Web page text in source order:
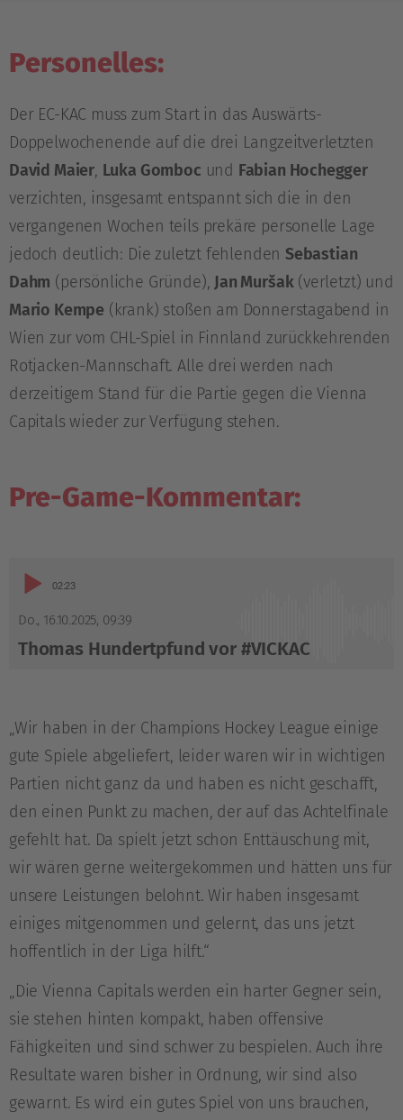
Personelles:
Der EC-KAC muss zum Start in das Auswärts-
Doppelwochenende auf die drei Langzeitverletzten
David Maier, Luka Gomboc und Fabian Hochegger
verzichten, insgesamt entspannt sich die in den
vergangenen Wochen teils prekäre personelle Lage
jedoch deutlich: Die zuletzt fehlenden Sebastian
Dahm (persönliche Gründe), Jan Muršak(verletzt) und
Mario Kempe (krank) stoßen am Donnerstagabend in
Wien zur vom CHL-Spiel in Finnland zurückkehrenden
Rotjacken-Mannschaft. Alle drei werden nach
derzeitigem Stand für die Partie gegen die Vienna
Capitals wieder zur Verfügung stehen.
Pre-Game-Kommentar:
Audio-02:23
Do., 16.10.2025, 09:39
Thomas Hundertpfund vor #VICKAC
„Wir haben in der Champions Hockey League einige
gute Spiele abgeliefert, leider waren wir in wichtigen
Partien nicht ganz da und haben es nicht geschafft,
den einen Punkt zu machen, der auf das Achtelfinale
gefehlt hat. Da spielt jetzt schon Enttäuschung mit,
wir wären gerne weitergekommen und hätten uns für
unsere Leistungen belohnt. Wir haben insgesamt
einiges mitgenommen und gelernt, das uns jetzt
hoffentlich in der Liga hilft.“
„Die Vienna Capitals werden ein harter Gegner sein,
sie stehen hinten kompakt, haben offensive
Fähigkeiten und sind schwer zu bespielen. Auch ihre
Resultate waren bisher in Ordnung, wir sind also
gewarnt. Es wird ein gutes Spiel von uns brauchen,